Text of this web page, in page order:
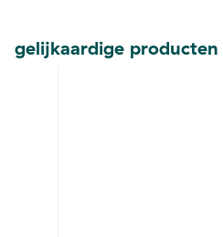
gelijkaardige producten